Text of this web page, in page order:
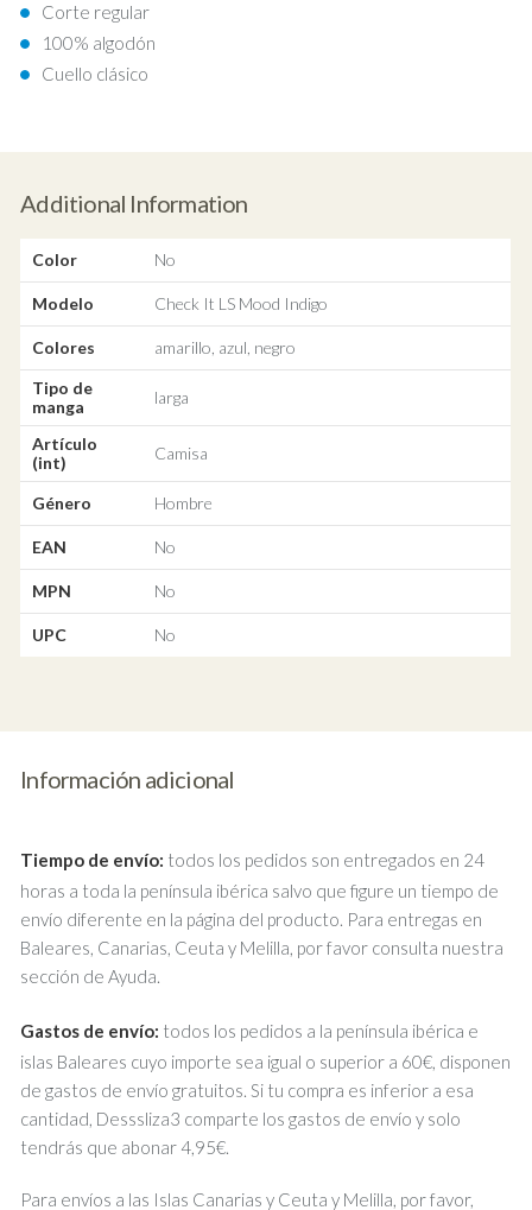
Corte regular
100% algodón
Cuello clásico
Additional Information
Color No
Modelo Check It LS Mood Indigo
Colores
amarillo, azul, negro
Tipo de
manga
larga
Artículo
(int)
Camisa
Género Hombre
EAN No
MPN No
UPC No
Información adicional
Tiempo de envío: todos los pedidos son entregados en 24
horas a toda la península ibérica salvo que figure un tiempo de
envío diferente en la página del producto. Para entregas en
Baleares, Canarias, Ceuta y Melilla, por favor consulta nuestra
sección de Ayuda.
Gastos de envío: todos los pedidos a la península ibérica e
islas Baleares cuyo importe sea igual o superior a 60€, disponen
de gastos de envío gratuitos. Si tu compra es inferior a esa
cantidad, Desssliza3 comparte los gastos de envío y solo
tendrás que abonar 4,95€.
Para envíos a las Islas Canarias y Ceuta y Melilla, por favor,